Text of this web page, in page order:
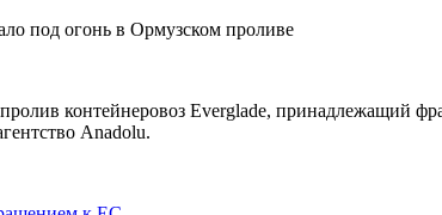
контейнеровоз Everglade, принадлежащий
Anadolu.